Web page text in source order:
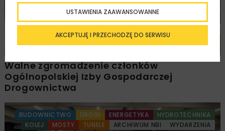
Walne zgromadzenie członków
Ogólnopolskiej Izby Gospodarczej
Drogownictwa
BUDOWNICTWO DROGI ENERGETYKA
HYDROTECHNIKA
KOLEJ
MOSTY TUNELE ARCHIWUM NBI WYDARZENIA
AKCEPTUJĘ I PRZECHODZĘ DO SERWISU
USTAWIENIA ZAAWANSOWANNE